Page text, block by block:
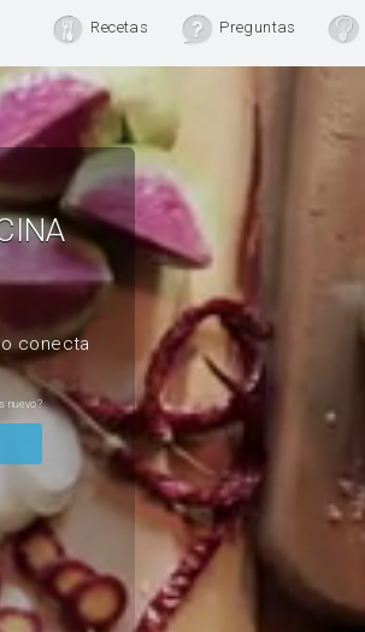
Recetas Preguntas
conecta
nuevo?